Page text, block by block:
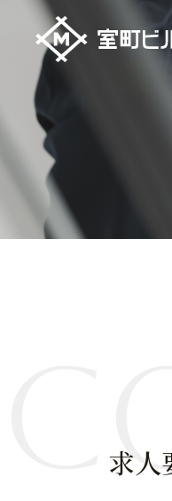
求人